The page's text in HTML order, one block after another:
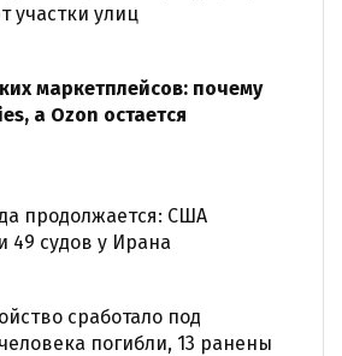
участки улиц
маркетплейсов: почему
а Ozon остается
продолжается: США
49 судов у Ирана
сработало под
погибли, 13 ранены